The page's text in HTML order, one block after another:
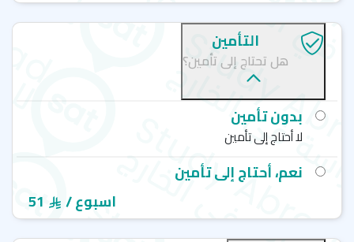
التأمين
هل تحتاج إلى تأمين؟
بدون تأمين
لا أحتاج إلى تأمين
نعم، أحتاج إلى تأمين
51
/ اسبوع